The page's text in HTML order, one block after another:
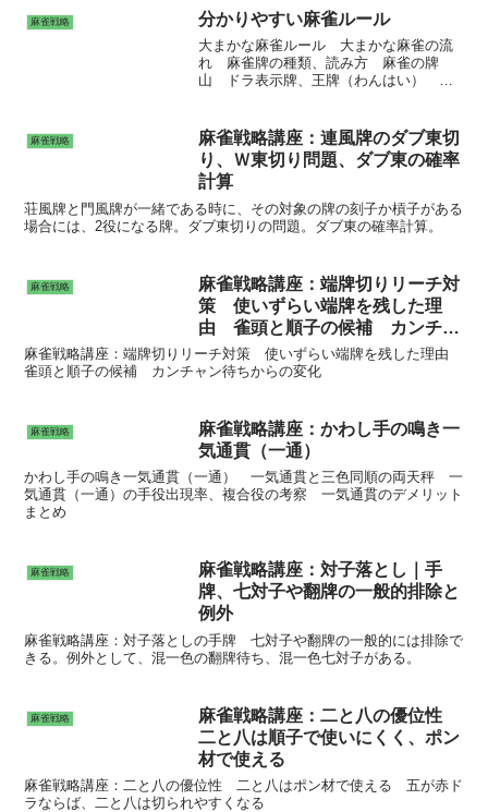
麻雀戦略 分かりやすい麻雀ルール
大まかな麻雀ルール 大まかな麻雀の流
れ 麻雀牌の種類、読み方 麻雀の牌
山 ドラ表示牌、王牌（わんはい） 麻
麻雀戦略
麻雀戦略講座：連風牌のダブ東切
り、Ｗ東切り問題、ダブ東の確率
計算
荘風牌と門風牌が一緒である時に、その対象の牌の刻子か槓子がある
場合には、2役になる牌。ダブ東切りの問題。ダブ東の確率計算。
麻雀戦略
麻雀戦略講座：端牌切りリーチ対
策 使いずらい端牌を残した理
由 雀頭と順子の候補 カンチャ
ン待ちからの変化
麻雀戦略講座：端牌切りリーチ対策 使いずらい端牌を残した理由
雀頭と順子の候補 カンチャン待ちからの変化
麻雀戦略
麻雀戦略講座：かわし手の鳴き一
気通貫（一通）
かわし手の鳴き一気通貫（一通） 一気通貫と三色同順の両天秤 一
気通貫（一通）の手役出現率、複合役の考察 一気通貫のデメリット
まとめ
麻雀戦略
麻雀戦略講座：対子落とし｜手
牌、七対子や翻牌の一般的排除と
例外
麻雀戦略講座：対子落としの手牌 七対子や翻牌の一般的には排除で
きる。例外として、混一色の翻牌待ち、混一色七対子がある。
麻雀戦略
麻雀戦略講座：二と八の優位性
二と八は順子で使いにくく、ポン
材で使える
麻雀戦略講座：二と八の優位性 二と八はポン材で使える 五が赤ド
ラならば、二と八は切られやすくなる